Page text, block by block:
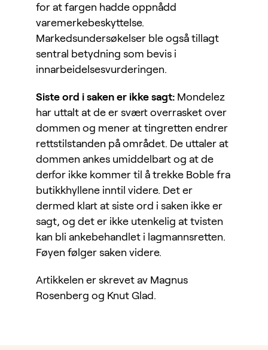
for at fargen hadde oppnådd
varemerkebeskyttelse.
Markedsundersøkelser ble også tillagt
sentral betydning som bevis i
innarbeidelsesvurderingen.
Siste ord i saken er ikke sagt: Mondelez
har uttalt at de er svært overrasket over
dommen og mener at tingretten endrer
rettstilstanden på området. De uttaler at
dommen ankes umiddelbart og at de
derfor ikke kommer til å trekke Boble fra
butikkhyllene inntil videre. Det er
dermed klart at siste ord i saken ikke er
sagt, og det er ikke utenkelig at tvisten
kan bli ankebehandlet i lagmannsretten.
Føyen følger saken videre.
Artikkelen er skrevet av Magnus
Rosenberg og Knut Glad.